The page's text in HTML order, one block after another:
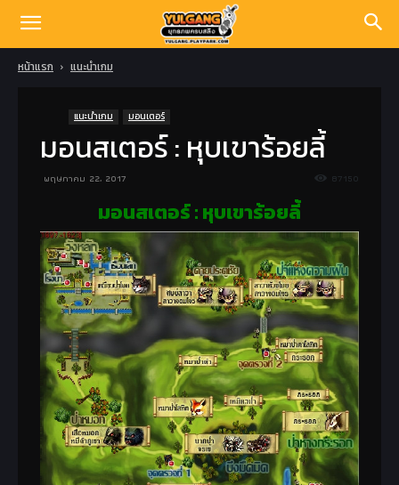
หน้าแรก แนะนำเกม
แนะนำเกม มอนเตอร์
มอนสเตอร์ : หุบเขาร้อยลี้
พฤษภาคม 22, 2017 87150
มอนสเตอร์ : หุบเขาร้อยลี้